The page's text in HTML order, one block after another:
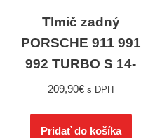
Tlmič zadný
PORSCHE 911 991
992 TURBO S 14-
209,90€ s DPH
Pridať do košíka